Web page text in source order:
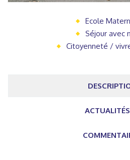
Ecole
Séjour avec
Citoyenneté /